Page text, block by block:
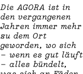
Die AGORA ist in
den vergangenen
Jahren immer mehr
zu dem Ort
geworden, wo sich
— wenn es gut läuft
— alles bündelt,